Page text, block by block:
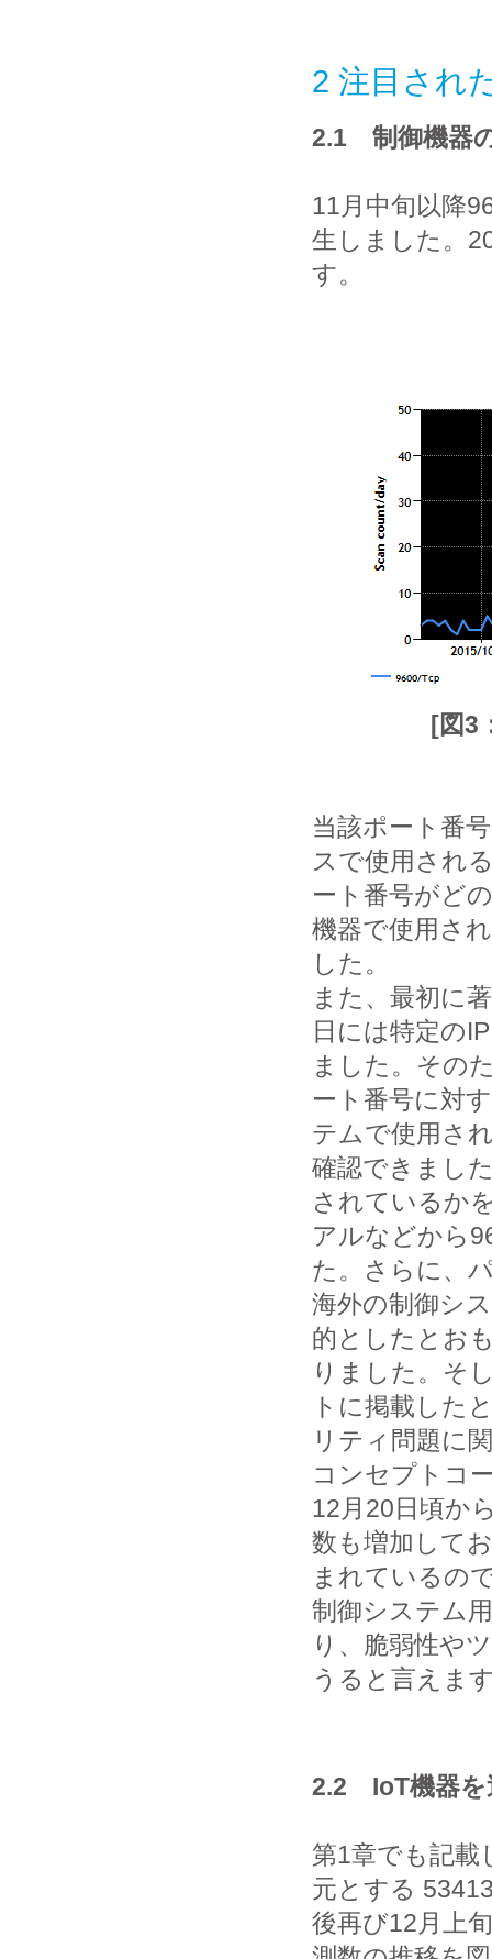
2 注目され
2.1 制御機器
11月中旬以降
生しました。
す。
[図3
当該ポート番
スで使用され
ート番号がど
機器で使用さ
した。
また、最初に
日には特定の
ました。その
ート番号に対
テムで使用さ
確認できまし
されているか
アルなどから
た。さらに、
海外の制御シ
的としたとお
りました。そ
トに掲載した
リティ問題に
コンセプトコ
12月20日頃か
数も増加して
まれているの
制御システム
り、脆弱性や
うると言えま
2.2 IoT機器を
第1章でも記載
元とする
後再び12月上